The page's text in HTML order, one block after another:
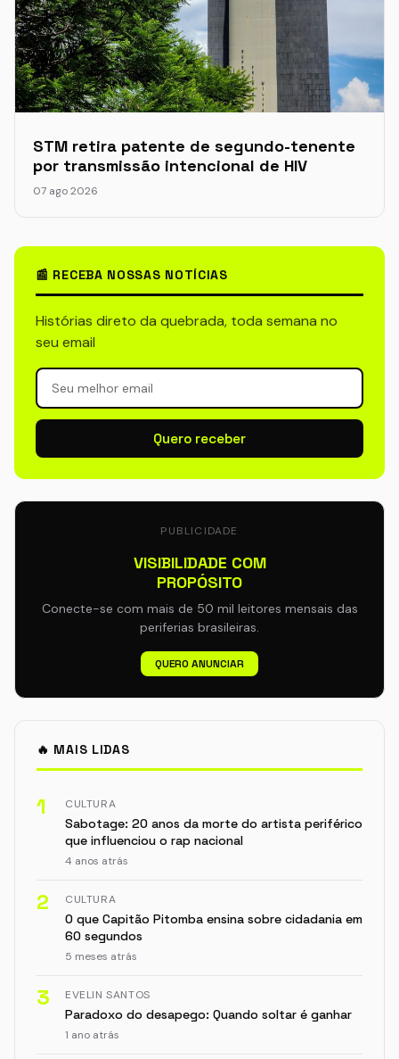
STM retira patente de segundo-tenente
por transmissão intencional de HIV
07 ago 2026
📰 RECEBA NOSSAS NOTÍCIAS
Histórias direto da quebrada, toda semana no
seu email
Quero receber
PUBLICIDADE
VISIBILIDADE COM
PROPÓSITO
Conecte-se com mais de 50 mil leitores mensais das
periferias brasileiras.
QUERO ANUNCIAR
🔥 MAIS LIDAS
1 CULTURA
Sabotage: 20 anos da morte do artista periférico
que influenciou o rap nacional
4 anos atrás
2 CULTURA
O que Capitão Pitomba ensina sobre cidadania em
60 segundos
5 meses atrás
3 EVELIN SANTOS
Paradoxo do desapego: Quando soltar é ganhar
1 ano atrás